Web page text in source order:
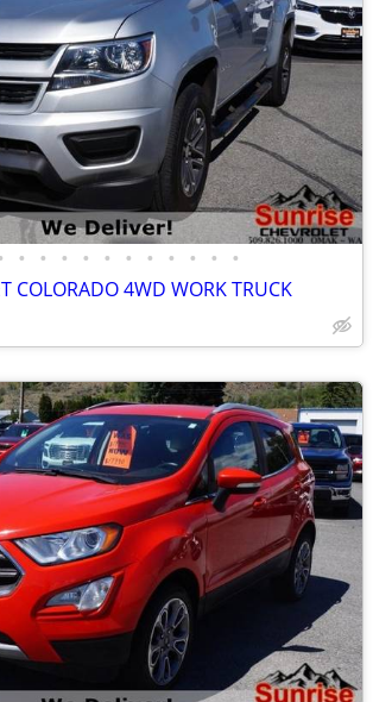
• • • • • • • • • • •
COLORADO 4WD WORK TRUCK